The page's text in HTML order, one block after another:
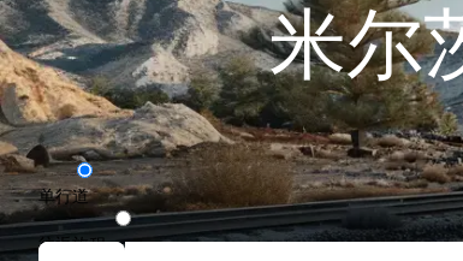
米尔
单行道
往返旅程